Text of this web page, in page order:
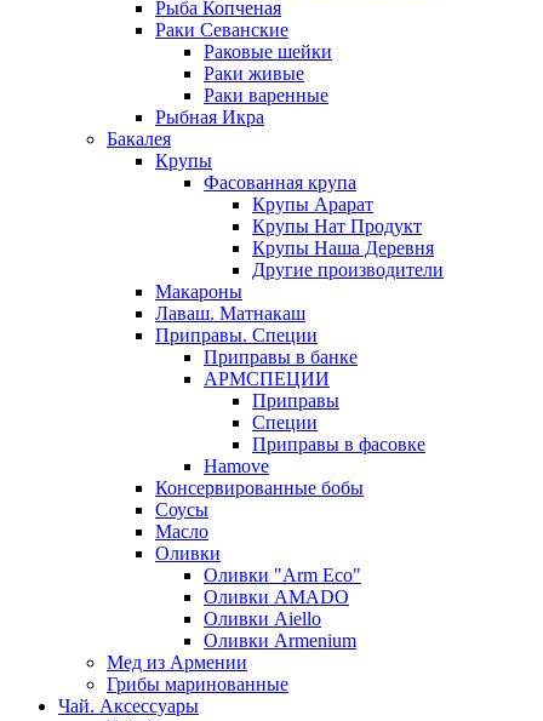
Рыба Копченая
Раки Севанские
Раковые шейки
Раки живые
Раки варенные
Рыбная Икра
Бакалея
Крупы
Фасованная крупа
Крупы Арарат
Крупы Нат Продукт
Крупы Наша Деревня
Другие производители
Макароны
Лаваш. Матнакаш
Приправы. Специи
Приправы в банке
АРМСПЕЦИИ
Приправы
Специи
Приправы в фасовке
Hamove
Консервированные бобы
Соусы
Масло
Оливки
Оливки "Arm Eco"
Оливки AMADO
Оливки Aiello
Оливки Armenium
Мед из Армении
Грибы маринованные
Чай. Аксессуары